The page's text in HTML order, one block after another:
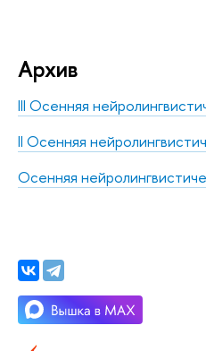
Архив
III Осенняя
II Осенняя
Осенняя